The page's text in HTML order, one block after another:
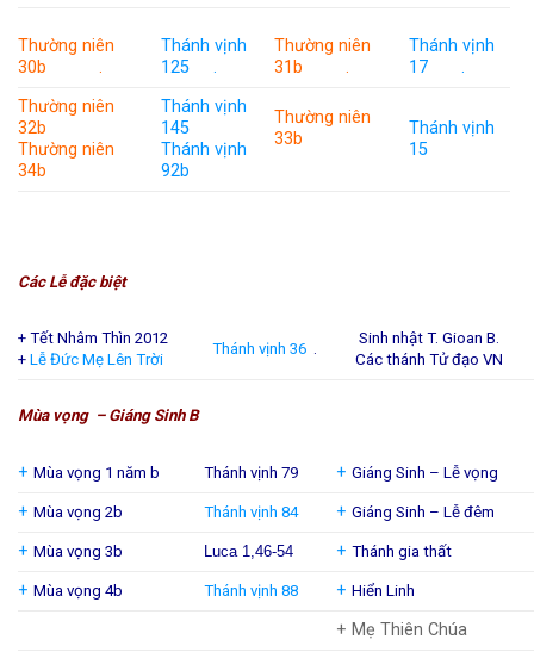
Thường niên
30b .
Thánh vịnh
125 .
Thường niên
31b .
Thánh vịnh
17 .
Thường niên
32b
Thường niên
34b
Thánh vịnh
145
Thánh vịnh
92b
Thường niên
33b
Thánh vịnh
15
Các Lễ đặc biệt
+ Tết Nhâm Thìn 2012
+ Lễ Đức Mẹ Lên Trời
Thánh vịnh 36 .
Sinh nhật T. Gioan B.
Các thánh Tử đạo VN
Mùa vọng – Giáng Sinh B
+ Mùa vọng 1 năm b Thánh vịnh 79 +Giáng Sinh – Lễ vọng
+ Mùa vọng 2b Thánh vịnh 84 +Giáng Sinh – Lễ đêm
+ Mùa vọng 3b Luca 1,46-54 +Thánh gia thất
+ Mùa vọng 4b Thánh vịnh 88 +Hiển Linh
+ Mẹ Thiên Chúa